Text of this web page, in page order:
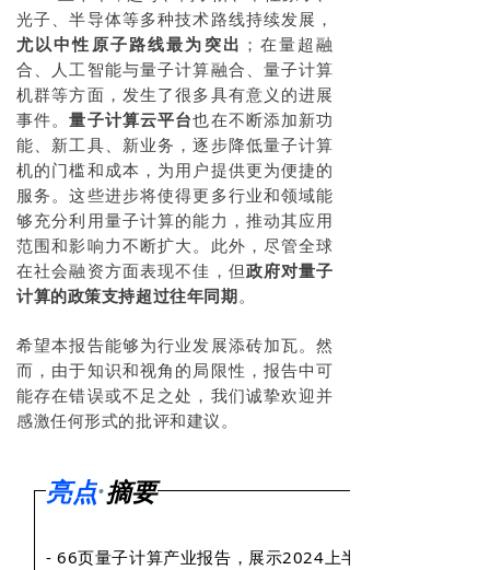
光子、半导体等多种技术路线持续发展，
尤以中性原子路线最为突出 ；在量超融
合、人工智能与量子计算融合、量子计算
机群等方面，发生了很多具有意义的进展
事件。量子计算云平台也在不断添加新功
能、新工具、新业务，逐步降低量子计算
机的门槛和成本，为用户提供更为便捷的
服务。这些进步将使得更多行业和领域能
够充分利用量子计算的能力，推动其应用
范围和影响力不断扩大。此外，尽管全球
在社会融资方面表现不佳，但政府对量子
计算的政策支持超过往年同期。
希望本报告能够为行业发展添砖加瓦。然
而，由于知识和视角的局限性，报告中可
能存在错误或不足之处，我们诚挚欢迎并
感激任何形式的批评和建议。
亮点·摘要
- 66页量子计算产业报告，展示2024上半年全球量子计算